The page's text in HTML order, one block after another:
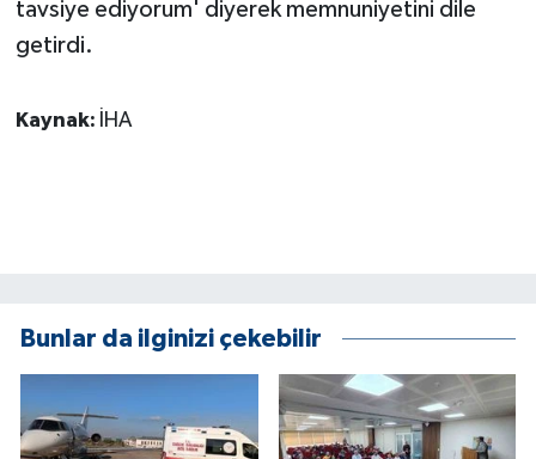
tavsiye ediyorum' diyerek memnuniyetini dile
getirdi.
Kaynak: İHA
Bunlar da ilginizi çekebilir